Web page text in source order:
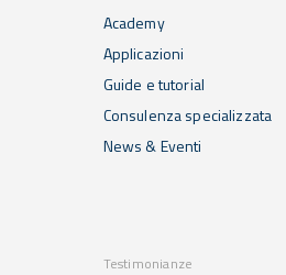
Academy
Applicazioni
Guide e tutorial
Consulenza specializzata
News & Eventi
Testimonianze